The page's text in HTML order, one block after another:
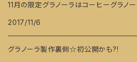
11月の限定グラノーラはコーヒーグラノ
2017/11/6
グラノーラ製作裏側☆初公開かも?!